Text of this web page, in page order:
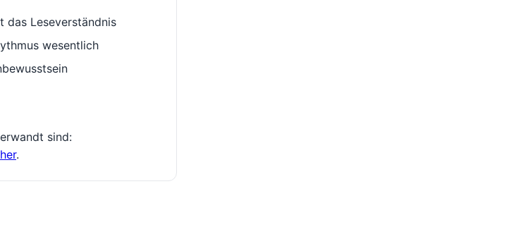
das Leseverständnis
wesentlich
sind:
.